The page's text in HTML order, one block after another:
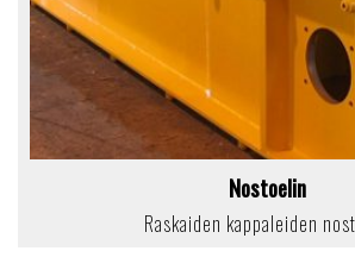
Nostoelin
Raskaiden kappaleiden